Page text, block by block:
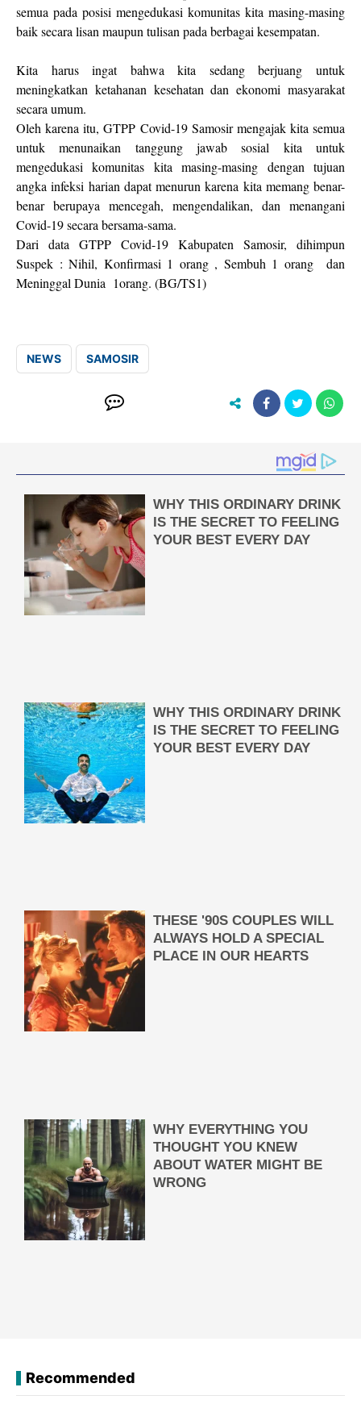
semua pada posisi mengedukasi komunitas kita masing-masing
baik secara lisan maupun tulisan pada berbagai kesempatan.
Kita harus ingat bahwa kita sedang berjuang untuk
meningkatkan ketahanan kesehatan dan ekonomi masyarakat
secara umum.
Oleh karena itu, GTPP Covid-19 Samosir mengajak kita semua
untuk menunaikan tanggung jawab sosial kita untuk
mengedukasi komunitas kita masing-masing dengan tujuan
angka infeksi harian dapat menurun karena kita memang benar-
benar berupaya mencegah, mengendalikan, dan menangani
Covid-19 secara bersama-sama.
Dari data GTPP Covid-19 Kabupaten Samosir, dihimpun
Suspek : Nihil, Konfirmasi 1 orang , Sembuh 1 orang dan
Meninggal Dunia 1orang. (BG/TS1)
NEWS SAMOSIR
Recommended